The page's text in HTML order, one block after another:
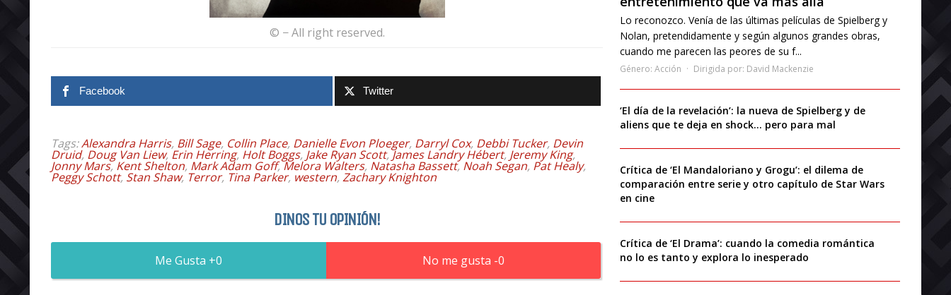
© − All right reserved.
Facebook Twitter
Tags:Alexandra Harris, Bill Sage, Collin Place, Danielle Evon Ploeger, Darryl Cox, Debbi Tucker, Devin
Druid, Doug Van Liew, Erin Herring, Holt Boggs, Jake Ryan Scott,James Landry Hébert, Jeremy King,
Jonny Mars,Kent Shelton, Mark Adam Goff,Melora Walters, Natasha Bassett,Noah Segan, Pat Healy,
Peggy Schott, Stan Shaw,Terror, Tina Parker, western, Zachary Knighton
DINOS TU OPINIÓN!
0 0
Lo reconozco. Venía de las últimas películas de Spielberg y
Nolan, pretendidamente y según algunos grandes obras,
cuando me parecen las peores de su f...
Género: Acción Dirigida por: David Mackenzie
‘El día de la revelación’: la nueva de Spielberg y de
aliens que te deja en shock… pero para mal
Crítica de ‘El Mandaloriano y Grogu’: el dilema de
comparación entre serie y otro capítulo de Star Wars
en cine
Crítica de ‘El Drama’: cuando la comedia romántica
no lo es tanto y explora lo inesperado